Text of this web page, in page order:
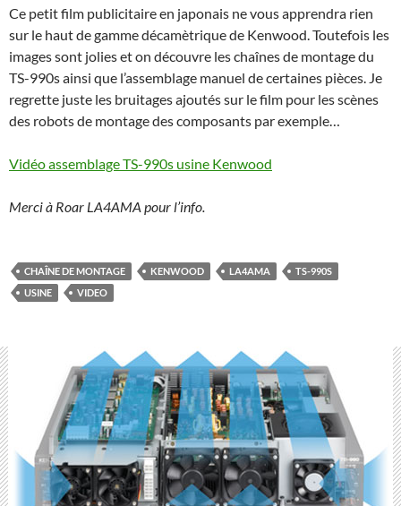
Ce petit film publicitaire en japonais ne vous apprendra rien
sur le haut de gamme décamètrique de Kenwood. Toutefois les
images sont jolies et on découvre les chaînes de montage du
TS-990s ainsi que l’assemblage manuel de certaines pièces. Je
regrette juste les bruitages ajoutés sur le film pour les scènes
des robots de montage des composants par exemple…
Vidéo assemblage TS-990s usine Kenwood
Merci à Roar LA4AMA pour l’info.
CHAÎNE DE MONTAGE KENWOOD LA4AMA
TS-990S
USINE
VIDEO